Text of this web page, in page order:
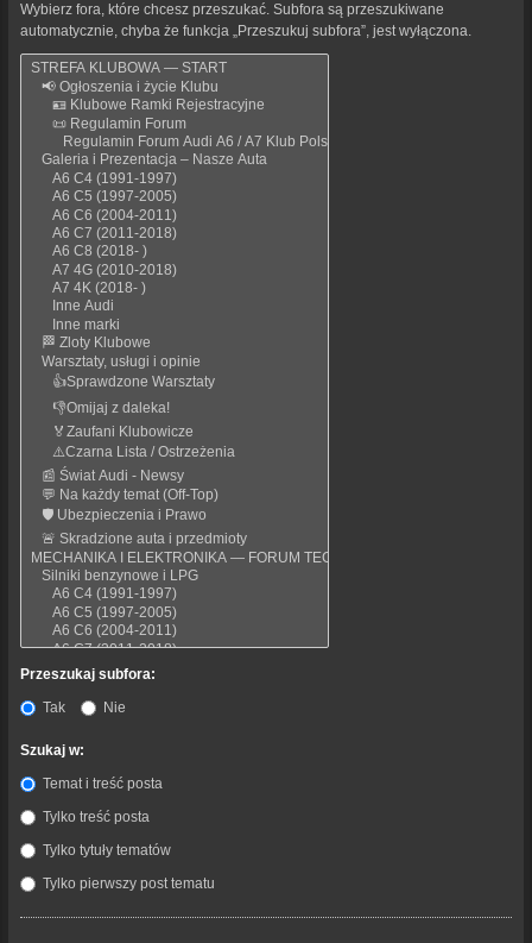
Wybierz fora, które chcesz przeszukać. Subfora są przeszukiwane
automatycznie, chyba że funkcja „Przeszukuj subfora”, jest wyłączona.
Przeszukaj subfora:
Tak
Nie
Szukaj w:
Temat i treść posta
Tylko treść posta
Tylko tytuły tematów
Tylko pierwszy post tematu